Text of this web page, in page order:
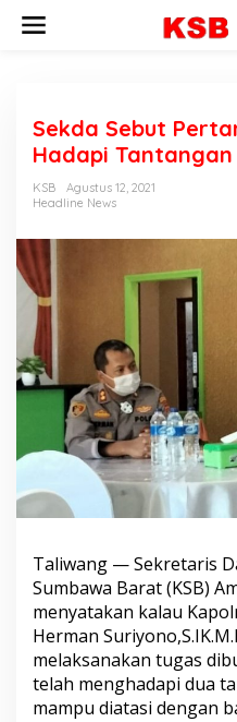
Sekda Sebut
Hadapi
KSB
Agustus 12, 2021
Headline News
Taliwang — Sekretaris
Sumbawa Barat (KSB)
menyatakan kalau
Herman
melaksanakan tugas
telah menghadapi dua
mampu diatasi dengan